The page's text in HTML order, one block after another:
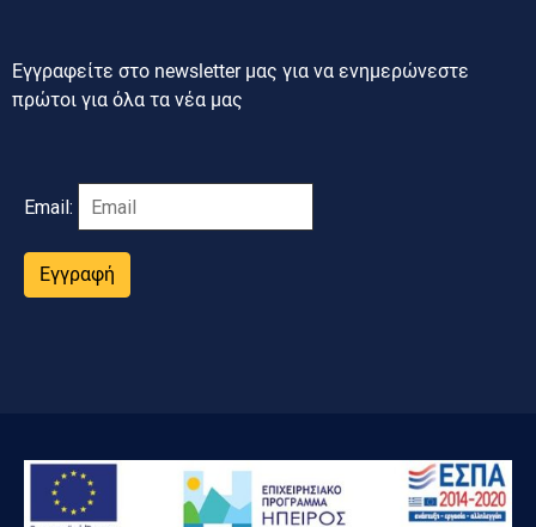
Εγγραφείτε στο newsletter μας για να ενημερώνεστε
πρώτοι για όλα τα νέα μας
Email:
Εγγραφή